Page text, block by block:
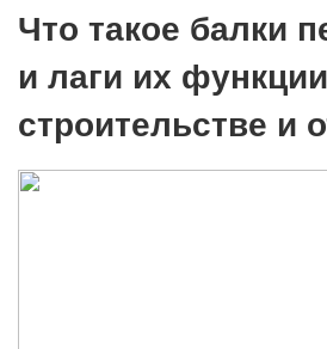
Что такое балки
и лаги их
строительстве и